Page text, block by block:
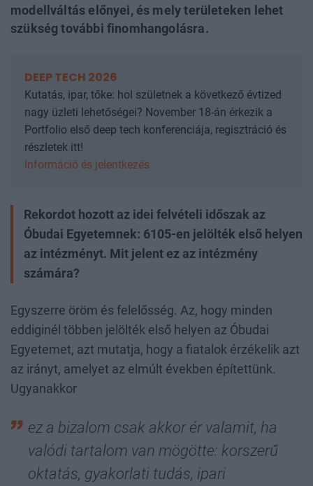
modellváltás előnyei, és mely területeken lehet
szükség további finomhangolásra.
DEEP TECH 2026
Kutatás, ipar, tőke: hol születnek a következő évtized
nagy üzleti lehetőségei? November 18-án érkezik a
Portfolio első deep tech konferenciája, regisztráció és
részletek itt!
Információ és jelentkezés
Rekordot hozott az idei felvételi időszak az
Óbudai Egyetemnek: 6105-en jelölték első helyen
az intézményt. Mit jelent ez az intézmény
számára?
Egyszerre öröm és felelősség. Az, hogy minden
eddiginél többen jelölték első helyen az Óbudai
Egyetemet, azt mutatja, hogy a fiatalok érzékelik azt
az irányt, amelyet az elmúlt években építettünk.
Ugyanakkor
ez a bizalom csak akkor ér valamit, ha
valódi tartalom van mögötte: korszerű
oktatás, gyakorlati tudás, ipari